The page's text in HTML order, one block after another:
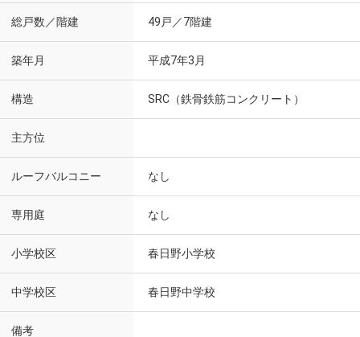
総戸数／階建 49戸／7階建
築年月 平成7年3月
構造 SRC（鉄骨鉄筋コンクリート）
主方位
ルーフバルコニー なし
専用庭 なし
小学校区 春日野小学校
中学校区 春日野中学校
備考